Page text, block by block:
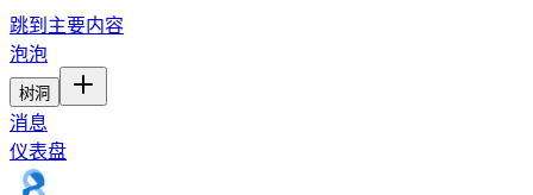
跳到主要内容
泡泡
树洞
消息
仪表盘